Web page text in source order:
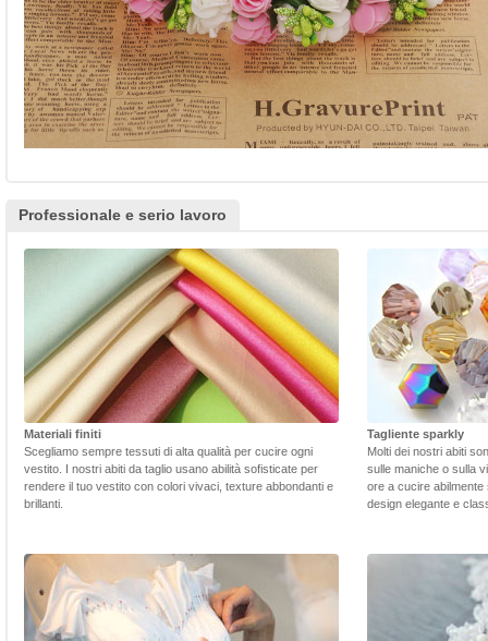
Professionale e serio lavoro
Materiali finiti
Scegliamo sempre tessuti di alta qualità per cucire ogni
vestito. I nostri abiti da taglio usano abilità sofisticate per
rendere il tuo vestito con colori vivaci, texture abbondanti e
brillanti.
Tagliente sparkly
Molti dei nostri abiti
sulle maniche o sulla
ore a cucire
design elegante e